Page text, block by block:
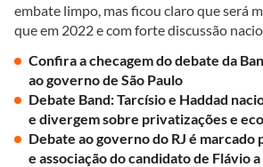
embate limpo, mas ficou claro que será
que em 2022 e com forte discussão
Confira a checagem do debate da
ao governo de São Paulo
Debate Band: Tarcísio e Haddad
e divergem sobre privatizações e
Debate ao governo do RJ é marcado
e associação do candidato de Flávio